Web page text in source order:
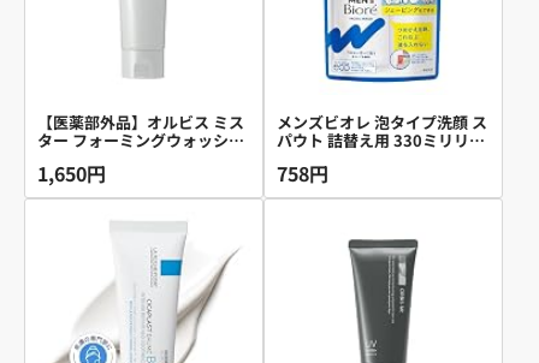
【医薬部外品】オルビス ミス
ター フォーミングウォッシュ
密泡) 洗顔フォーム
1,650円
メンズビオレ 泡タイプ洗顔 ス
パウト 詰替え用 330ミリリッ
758円